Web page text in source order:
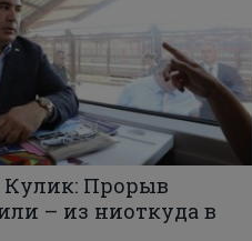
Прорыв
– из ниоткуда в